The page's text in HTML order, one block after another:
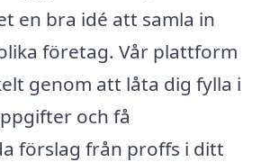
en bra idé att samla in
företag. Vår plattform
genom att låta dig fylla i
och få
förslag från proffs i ditt